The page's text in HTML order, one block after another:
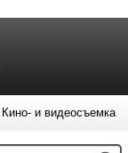
Кино- и видеосъемка